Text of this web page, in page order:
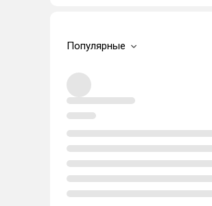
Популярные